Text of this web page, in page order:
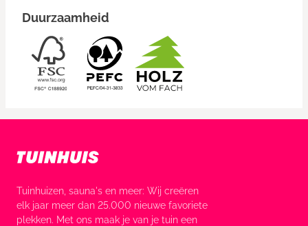
Duurzaamheid
Tuinhuizen, sauna's en meer: Wij creëren
elk jaar meer dan 25.000 nieuwe favoriete
plekken. Met ons maak je van je tuin een